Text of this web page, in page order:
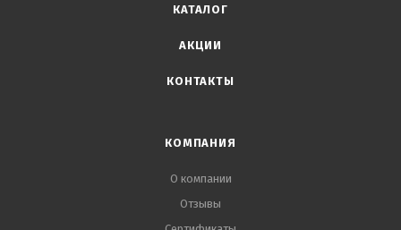
КАТАЛОГ
АКЦИИ
КОНТАКТЫ
КОМПАНИЯ
О компании
Отзывы